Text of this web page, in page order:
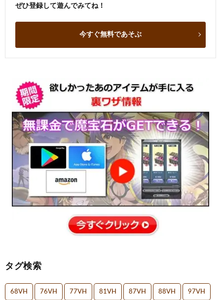
ぜひ登録して遊んでみてね！
今すぐ無料であそぶ
タグ検索
68VH 76VH 77VH 81VH 87VH 88VH 97VH